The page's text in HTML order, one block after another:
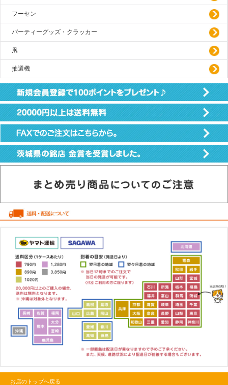
フーセン
パーティーグッズ・クラッカー
凧
抽選機
お店のトップへ戻る